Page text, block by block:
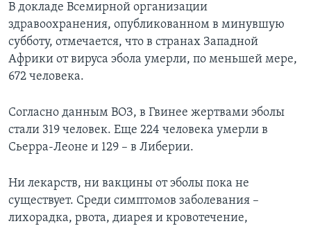
В докладе Всемирной организации
здравоохранения, опубликованном в минувшую
субботу, отмечается, что в странах Западной
Африки от вируса эбола умерли, по меньшей мере,
672 человека.
Согласно данным ВОЗ, в Гвинее жертвами эболы
стали 319 человек. Еще 224 человека умерли в
Сьерра-Леоне и 129 – в Либерии.
Ни лекарств, ни вакцины от эболы пока не
существует. Среди симптомов заболевания –
лихорадка, рвота, диарея и кровотечение,